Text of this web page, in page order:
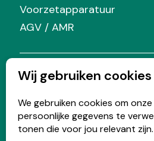
Wij gebruiken cookies
We gebruiken cookies om
persoonlijke gegevens te
tonen die voor jou relevant zijn.
Voorzetapparatuur
AGV / AMR